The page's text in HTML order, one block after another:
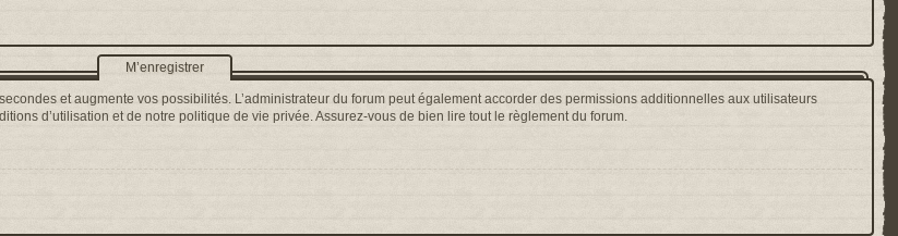
M’enregistrer
et augmente vos possibilités. L’administrateur du forum peut également accorder des permissions additionnelles aux utilisateurs
d’utilisation et de notre politique de vie privée. Assurez-vous de bien lire tout le règlement du forum.